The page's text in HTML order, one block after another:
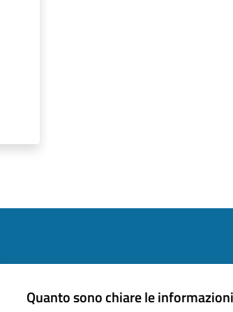
Quanto sono chiare le